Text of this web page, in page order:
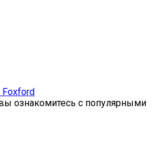
Foxford
ознакомитесь с популярными